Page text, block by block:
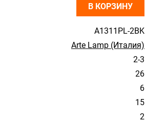
A1311PL-2BK
Arte Lamp (Италия)
2-3
26
6
15
2
В КОРЗИНУ